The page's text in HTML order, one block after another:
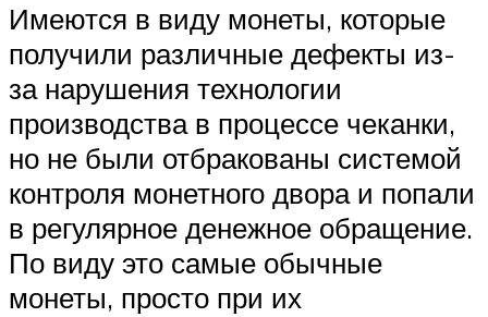
Имеются в виду монеты, которые
получили различные дефекты из-
за нарушения технологии
производства в процессе чеканки,
но не были отбракованы системой
контроля монетного двора и попали
в регулярное денежное обращение.
По виду это самые обычные
монеты, просто при их